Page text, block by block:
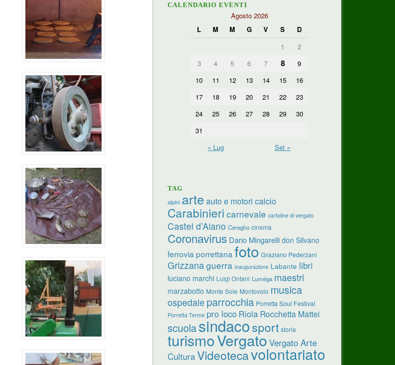
CALENDARIO EVENTI
Agosto 2026
L
M M G V S
D
1
2
3
4 5 6 7 8
9
10
11 12 13 14 15
16
17
18 19 20 21 22
23
24
25 26 27 28 29
30
31
« Lug
Set »
TAG
alpini arte auto e motori calcio
Carabinieri carnevale cartoline di vergato
Castel d’Aiano Cereglio cinema
Coronavirus Dario Mingarelli don Silvano
ferrovia porrettana foto Graziano Pederzani
Grizzanaguerra inaugurazione Labante libri
luciano marchi Luigi Ontani Lumèga maestri
marzabotto Monte Sole Montovolo musica
ospedale parrocchia Porretta Soul Festival
Porretta Terme pro loco Riola Rocchetta Mattei
scuolasindacosport storia
turismoVergato Vergato Arte
CulturaVideotecavolontariato